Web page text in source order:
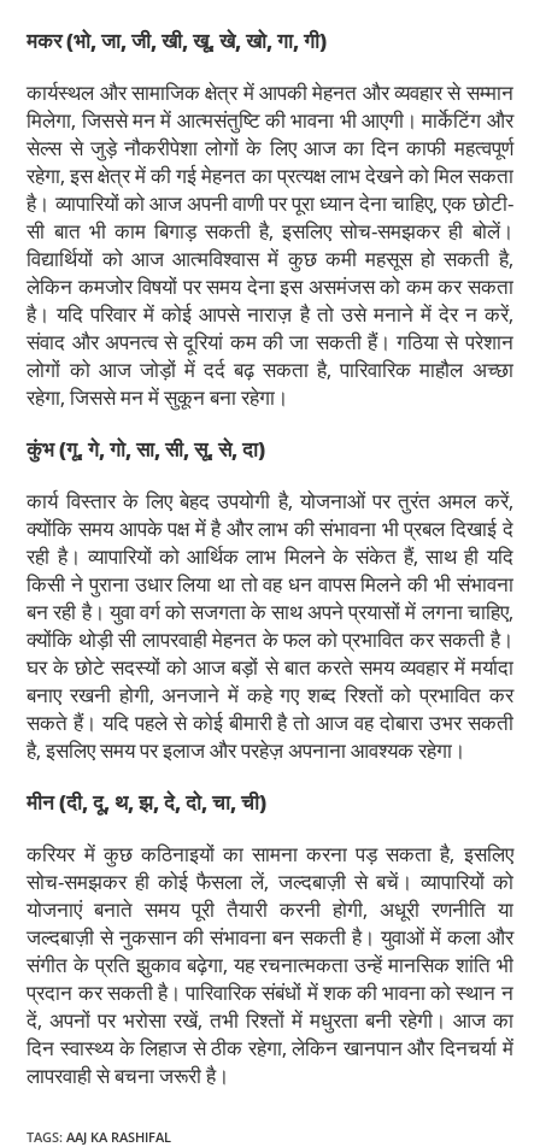
मकर(भो, जा, जी, खी, खू, खे, खो, गा, गी)
कार्यस्थल और सामाजिक क्षेत्र में आपकी मेहनत और व्यवहार से सम्मान
मिलेगा, जिससे मन में आत्मसंतुष्टि की भावना भी आएगी। मार्केटिंग और
सेल्स से जुड़े नौकरीपेशा लोगों के लिए आज का दिन काफी महत्वपूर्ण
रहेगा, इस क्षेत्र में की गई मेहनत का प्रत्यक्ष लाभ देखने को मिल सकता
है। व्यापारियों को आज अपनी वाणी पर पूरा ध्यान देना चाहिए, एक छोटी-
सी बात भी काम बिगाड़ सकती है, इसलिए सोच-समझकर ही बोलें।
विद्यार्थियों को आज आत्मविश्वास में कुछ कमी महसूस हो सकती है,
लेकिन कमजोर विषयों पर समय देना इस असमंजस को कम कर सकता
है। यदि परिवार में कोई आपसे नाराज़ है तो उसे मनाने में देर न करें,
संवाद और अपनत्व से दूरियां कम की जा सकती हैं। गठिया से परेशान
लोगों को आज जोड़ों में दर्द बढ़ सकता है, पारिवारिक माहौल अच्छा
रहेगा, जिससे मन में सुकून बना रहेगा।
कुंभ(गू, गे, गो, सा, सी, सू, से, दा)
कार्य विस्तार के लिए बेहद उपयोगी है, योजनाओं पर तुरंत अमल करें,
क्योंकि समय आपके पक्ष में है और लाभ की संभावना भी प्रबल दिखाई दे
रही है। व्यापारियों को आर्थिक लाभ मिलने के संकेत हैं, साथ ही यदि
किसी ने पुराना उधार लिया था तो वह धन वापस मिलने की भी संभावना
बन रही है। युवा वर्ग को सजगता के साथ अपने प्रयासों में लगना चाहिए,
क्योंकि थोड़ी सी लापरवाही मेहनत के फल को प्रभावित कर सकती है।
घर के छोटे सदस्यों को आज बड़ों से बात करते समय व्यवहार में मर्यादा
बनाए रखनी होगी, अनजाने में कहे गए शब्द रिश्तों को प्रभावित कर
सकते हैं। यदि पहले से कोई बीमारी है तो आज वह दोबारा उभर सकती
है, इसलिए समय पर इलाज और परहेज़ अपनाना आवश्यक रहेगा।
मीन(दी, दू, थ, झ, दे, दो, चा, ची)
करियर में कुछ कठिनाइयों का सामना करना पड़ सकता है, इसलिए
सोच-समझकर ही कोई फैसला लें, जल्दबाज़ी से बचें। व्यापारियों को
योजनाएं बनाते समय पूरी तैयारी करनी होगी, अधूरी रणनीति या
जल्दबाज़ी से नुकसान की संभावना बन सकती है। युवाओं में कला और
संगीत के प्रति झुकाव बढ़ेगा, यह रचनात्मकता उन्हें मानसिक शांति भी
प्रदान कर सकती है। पारिवारिक संबंधों में शक की भावना को स्थान न
दें, अपनों पर भरोसा रखें, तभी रिश्तों में मधुरता बनी रहेगी। आज का
दिन स्वास्थ्य के लिहाज से ठीक रहेगा, लेकिन खानपान और दिनचर्या में
लापरवाही से बचना जरूरी है।
TAGS:AAJ KA RASHIFAL